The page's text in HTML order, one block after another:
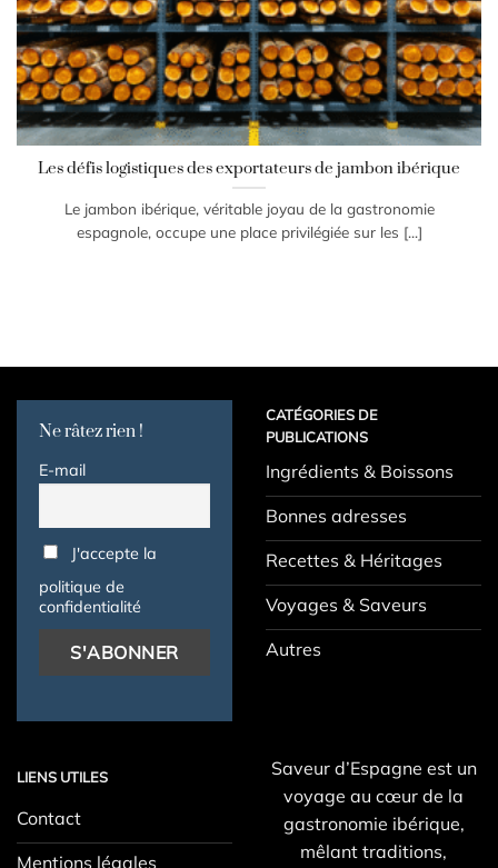
Les défis logistiques des exportateurs de jambon ibérique
Le jambon ibérique, véritable joyau de la gastronomie
espagnole, occupe une place privilégiée sur les [...]
Ne râtez rien !
E-mail
J'accepte la
politique de
confidentialité
CATÉGORIES DE
PUBLICATIONS
Ingrédients & Boissons
Bonnes adresses
Recettes & Héritages
Voyages & Saveurs
Autres
LIENS UTILES
Contact
Mentions légales
Saveur d’Espagne est un
voyage au cœur de la
gastronomie ibérique,
mêlant traditions,